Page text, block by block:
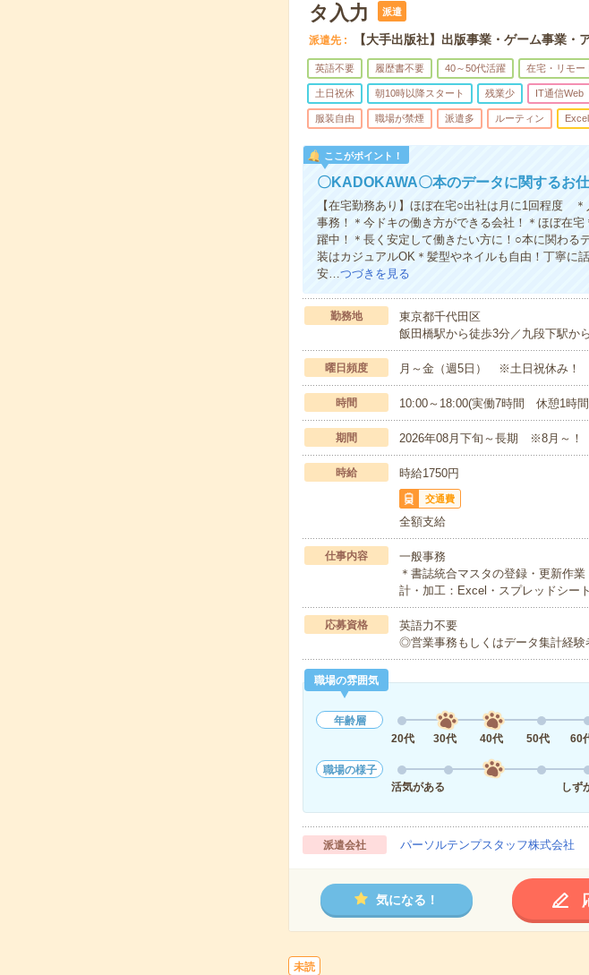
タ入力
派遣
派遣先 【大手出版社】出版事業・ゲーム事業・
英語不要 履歴書不要 40～50代活躍 在宅・リモー
土日祝休 朝10時以降スタート 残業少 IT通信Web
服装自由 職場が禁煙 派遣多 ルーティン Excel
ここがポイント！
〇KADOKAWA〇本のデータに関するお
【在宅勤務あり】ほぼ在宅○出社は月に1回程度
事務！＊今ドキの働き方ができる会社！＊ほぼ在
躍中！＊長く安定して働きたい方に！○本に関わる
装はカジュアルOK＊髪型やネイルも自由！丁寧に
安…つづきを見る
勤務地
東京都千代田区
飯田橋駅から徒歩3分／九段下駅か
曜日頻度 月～金（週5日） ※土日祝休み！
時間 10:00～18:00(実働7時間 休憩1時
期間 2026年08月下旬～長期 ※8月～！
時給 時給1750円
交通費
全額支給
仕事内容
一般事務
＊書誌統合マスタの登録・更新作
計・加工：Excel・スプレッドシー
応募資格
英語力不要
◎営業事務もしくはデータ集計経
職場の雰囲気
年齢層
20代
30代 40代 50代 60
職場の様子
活気がある
しず
派遣会社 パーソルテンプスタッフ株式会社
気になる！
未読